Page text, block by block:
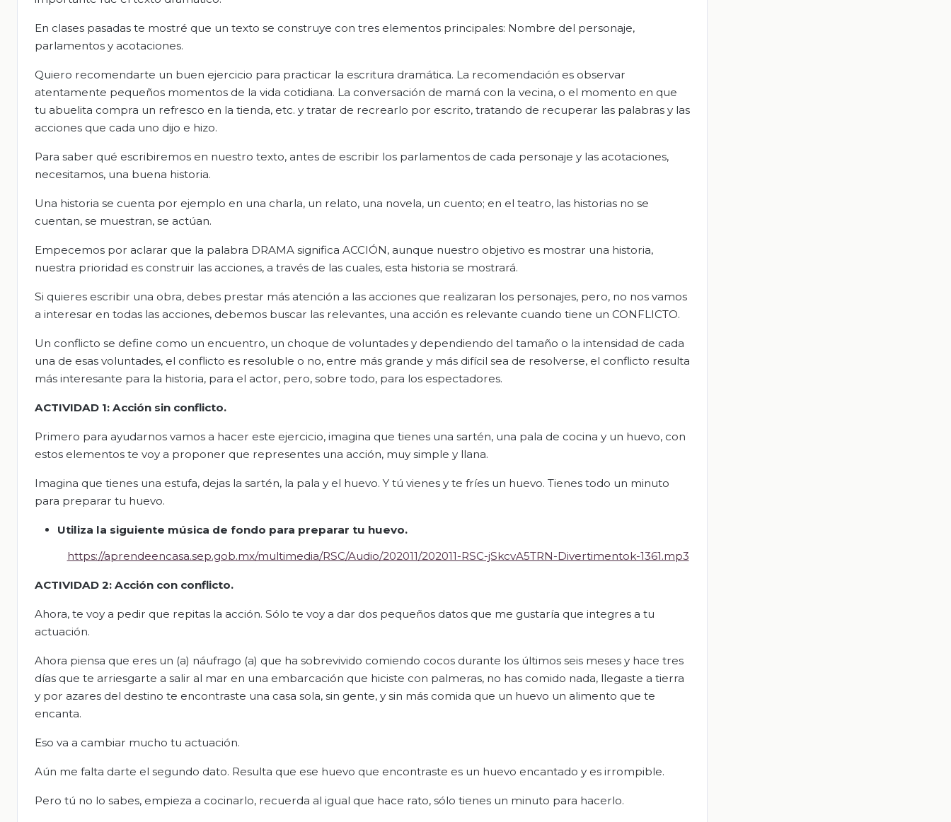
En clases pasadas te mostré que un texto se construye con tres elementos principales: Nombre del personaje,
parlamentos y acotaciones.
Quiero recomendarte un buen ejercicio para practicar la escritura dramática. La recomendación es observar
atentamente pequeños momentos de la vida cotidiana. La conversación de mamá con la vecina, o el momento en que
tu abuelita compra un refresco en la tienda, etc. y tratar de recrearlo por escrito, tratando de recuperar las palabras y las
acciones que cada uno dijo e hizo.
Para saber qué escribiremos en nuestro texto, antes de escribir los parlamentos de cada personaje y las acotaciones,
necesitamos, una buena historia.
Una historia se cuenta por ejemplo en una charla, un relato, una novela, un cuento; en el teatro, las historias no se
cuentan, se muestran, se actúan.
Empecemos por aclarar que la palabra DRAMA significa ACCIÓN, aunque nuestro objetivo es mostrar una historia,
nuestra prioridad es construir las acciones, a través de las cuales, esta historia se mostrará.
Si quieres escribir una obra, debes prestar más atención a las acciones que realizaran los personajes, pero, no nos vamos
a interesar en todas las acciones, debemos buscar las relevantes, una acción es relevante cuando tiene un CONFLICTO.
Un conflicto se define como un encuentro, un choque de voluntades y dependiendo del tamaño o la intensidad de cada
una de esas voluntades, el conflicto es resoluble o no, entre más grande y más difícil sea de resolverse, el conflicto resulta
más interesante para la historia, para el actor, pero, sobre todo, para los espectadores.
ACTIVIDAD 1: Acción sin conflicto.
Primero para ayudarnos vamos a hacer este ejercicio, imagina que tienes una sartén, una pala de cocina y un huevo, con
estos elementos te voy a proponer que representes una acción, muy simple y llana.
Imagina que tienes una estufa, dejas la sartén, la pala y el huevo. Y tú vienes y te fríes un huevo. Tienes todo un minuto
para preparar tu huevo.
Utiliza la siguiente música de fondo para preparar tu huevo.
https://aprendeencasa.sep.gob.mx/multimedia/RSC/Audio/202011/202011-RSC-jSkcvA5TRN-Divertimentok-1361.mp3
ACTIVIDAD 2: Acción con conflicto.
Ahora, te voy a pedir que repitas la acción. Sólo te voy a dar dos pequeños datos que me gustaría que integres a tu
actuación.
Ahora piensa que eres un (a) náufrago (a) que ha sobrevivido comiendo cocos durante los últimos seis meses y hace tres
días que te arriesgarte a salir al mar en una embarcación que hiciste con palmeras, no has comido nada, llegaste a tierra
y por azares del destino te encontraste una casa sola, sin gente, y sin más comida que un huevo un alimento que te
encanta.
Eso va a cambiar mucho tu actuación.
Aún me falta darte el segundo dato. Resulta que ese huevo que encontraste es un huevo encantado y es irrompible.
Pero tú no lo sabes, empieza a cocinarlo, recuerda al igual que hace rato, sólo tienes un minuto para hacerlo.